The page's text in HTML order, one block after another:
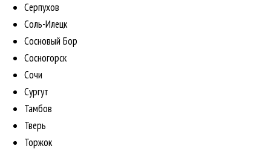
Серпухов
Соль-Илецк
Сосновый Бор
Сосногорск
Сочи
Сургут
Тамбов
Тверь
Торжок